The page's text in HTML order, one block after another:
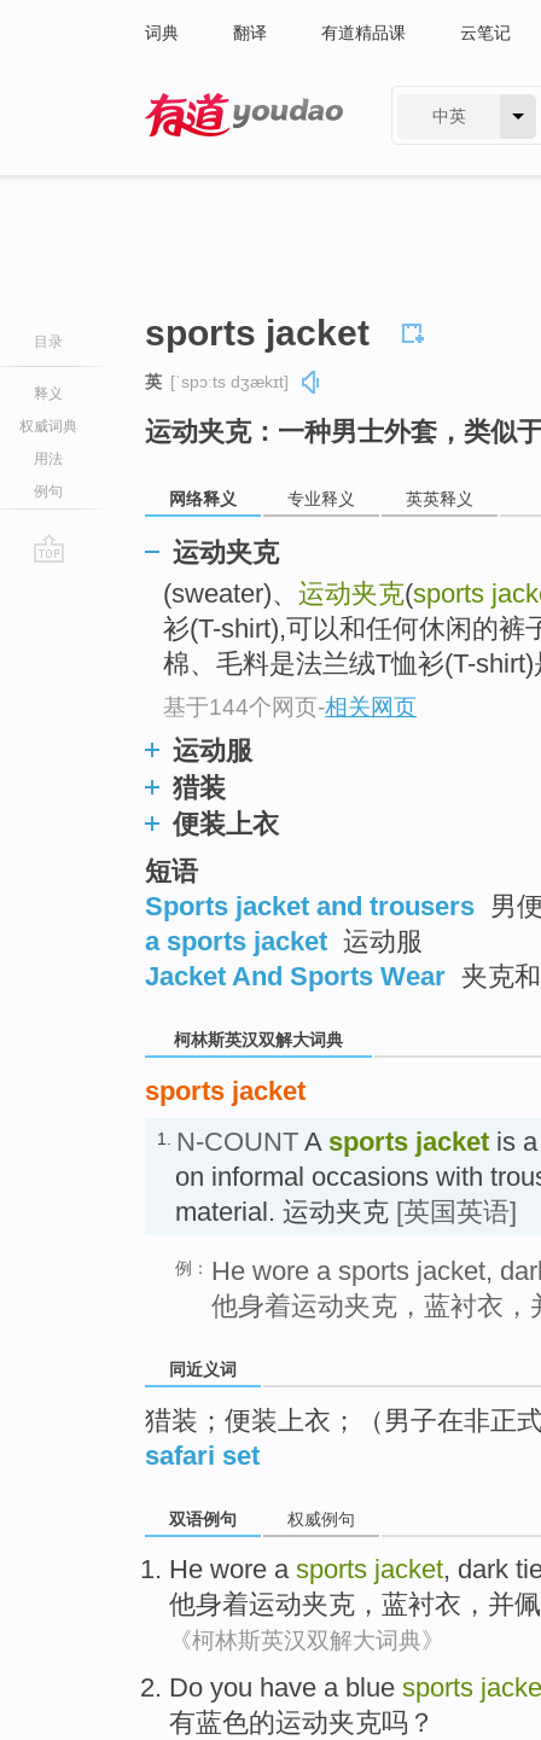
词典 翻译 有道精品课 云笔记
中英
目录
释义
权威词典
用法
例句
sports jacket
英 [ˈspɔːts dʒækɪt]
运动夹克：一种男士外套，类似
网络释义 专业释义 英英释义
运动夹克
(sweater)、 运动夹克(sports
衫(T-shirt),可以和任何休闲的裤
棉、毛料是法兰绒T恤衫(T-
基于144个网页-相关网页
运动服
猎装
便装上衣
短语
Sports jacket and trousers 男
a sports jacket 运动服
Jacket And Sports Wear 夹克
柯林斯英汉双解大词典
sports jacket
1. N-COUNT A sports jacket is
on informal occasions with
material. 运动夹克 [英国英语]
例： He wore a sports jacket,
他身着运动夹克，蓝衬衣
同近义词
猎装；便装上衣；（男子在非正
safari set
双语例句 权威例句
He wore a sports jacket, dark
他身着运动夹克 ， 蓝衬衣， 并
《柯林斯英汉双解大词典》
Do you have a blue sports
有蓝色的运动夹克吗？